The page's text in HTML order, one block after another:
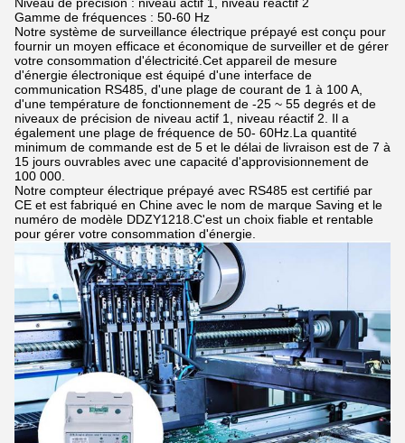
Gamme de fréquences : 50-60 Hz
Notre système de surveillance électrique prépayé est conçu pour
fournir un moyen efficace et économique de surveiller et de gérer
votre consommation d'électricité.Cet appareil de mesure
d'énergie électronique est équipé d'une interface de
communication RS485, d'une plage de courant de 1 à 100 A,
d'une température de fonctionnement de -25 ~ 55 degrés et de
niveaux de précision de niveau actif 1, niveau réactif 2. Il a
également une plage de fréquence de 50- 60Hz.La quantité
minimum de commande est de 5 et le délai de livraison est de 7 à
15 jours ouvrables avec une capacité d'approvisionnement de
100 000.
Notre compteur électrique prépayé avec RS485 est certifié par
CE et est fabriqué en Chine avec le nom de marque Saving et le
numéro de modèle DDZY1218.C'est un choix fiable et rentable
pour gérer votre consommation d'énergie.